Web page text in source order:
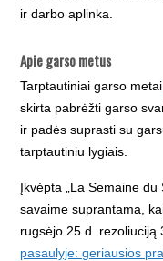
ir darbo aplinka.
Apie garso metus
Tarptautiniai garso
skirta pabrėžti garso
ir padės suprasti su
tarptau­tiniu lygiais.
Įkvėpta „La Semaine du
savaime suprantama,
rugsėjo 25 d. rezoliuciją
pasaulyje: geriausios